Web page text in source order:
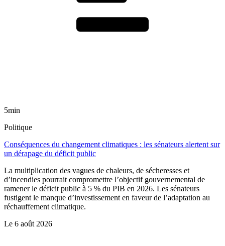
5min
Politique
Conséquences du changement climatiques : les sénateurs alertent sur
un dérapage du déficit public
La multiplication des vagues de chaleurs, de sécheresses et
d’incendies pourrait compromettre l’objectif gouvernemental de
ramener le déficit public à 5 % du PIB en 2026. Les sénateurs
fustigent le manque d’investissement en faveur de l’adaptation au
réchauffement climatique.
Le 6 août 2026